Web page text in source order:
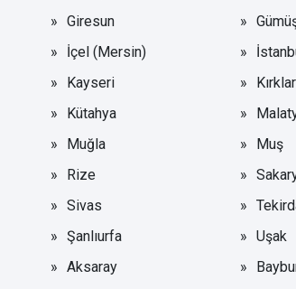
Giresun
İçel (Mersin)
Kayseri
Kütahya
Muğla Muş
Rize
Sivas
Şanlıurfa Uşak
Aksaray